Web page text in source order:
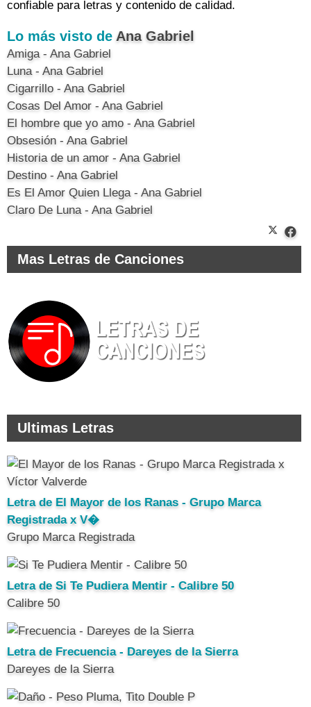
confiable para letras y contenido de calidad.
Lo más visto de Ana Gabriel
Amiga - Ana Gabriel
Luna - Ana Gabriel
Cigarrillo - Ana Gabriel
Cosas Del Amor - Ana Gabriel
El hombre que yo amo - Ana Gabriel
Obsesión - Ana Gabriel
Historia de un amor - Ana Gabriel
Destino - Ana Gabriel
Es El Amor Quien Llega - Ana Gabriel
Claro De Luna - Ana Gabriel
Mas Letras de Canciones
Ultimas Letras
Letra de El Mayor de los Ranas - Grupo Marca
Registrada x V�
Grupo Marca Registrada
Letra de Si Te Pudiera Mentir - Calibre 50
Calibre 50
Letra de Frecuencia - Dareyes de la Sierra
Dareyes de la Sierra